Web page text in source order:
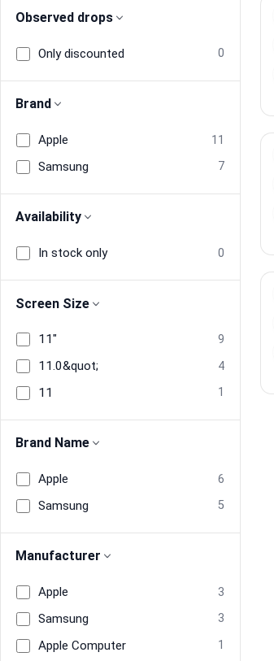
Compare
Log in
Observed drops
Only discounted 0
Brand
Apple 11
Samsung 7
Availability
In stock only 0
Screen Size
11" 9
11.0&quot; 4
11 1
Brand Name
Apple 6
Samsung 5
Manufacturer
Apple 3
Samsung 3
Apple Computer 1